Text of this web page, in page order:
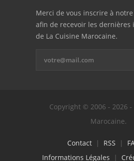
Merci de vous inscrire à
afin de recevoir les dernières
de La Cuisine Marocaine.
Copyright © 2006 - 2026 -
Marocaine.
Contact| RSS |
Informations Légales |